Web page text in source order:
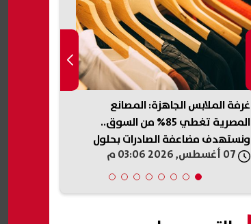
غرفة الملابس الجاهزة: المصانع
المصرية تغطي 85% من السوق..
ونستهدف مضاعفة الصادرات بحلول
2030